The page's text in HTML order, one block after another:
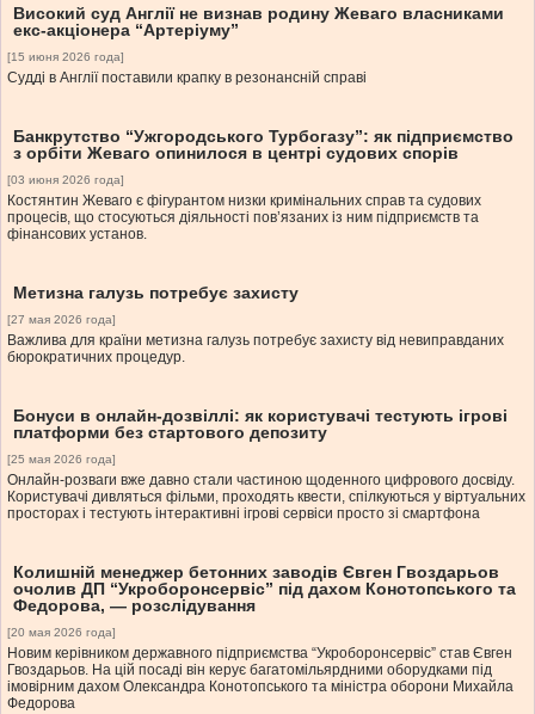
Високий суд Англії не визнав родину Жеваго власниками
екс-акціонера “Артеріуму”
[15 июня 2026 года]
Судді в Англії поставили крапку в резонансній справі
Банкрутство “Ужгородського Турбогазу”: як підприємство
з орбіти Жеваго опинилося в центрі судових спорів
[03 июня 2026 года]
Костянтин Жеваго є фігурантом низки кримінальних справ та судових
процесів, що стосуються діяльності пов’язаних із ним підприємств та
фінансових установ.
Метизна галузь потребує захисту
[27 мая 2026 года]
Важлива для країни метизна галузь потребує захисту від невиправданих
бюрократичних процедур.
Бонуси в онлайн-дозвіллі: як користувачі тестують ігрові
платформи без стартового депозиту
[25 мая 2026 года]
Онлайн-розваги вже давно стали частиною щоденного цифрового досвіду.
Користувачі дивляться фільми, проходять квести, спілкуються у віртуальних
просторах і тестують інтерактивні ігрові сервіси просто зі смартфона
Колишній менеджер бетонних заводів Євген Гвоздарьов
очолив ДП “Укроборонсервіс” під дахом Конотопського та
Федорова, — розслідування
[20 мая 2026 года]
Новим керівником державного підприємства “Укроборонсервіс” став Євген
Гвоздарьов. На цій посаді він керує багатомільярдними оборудками під
імовірним дахом Олександра Конотопського та міністра оборони Михайла
Федорова